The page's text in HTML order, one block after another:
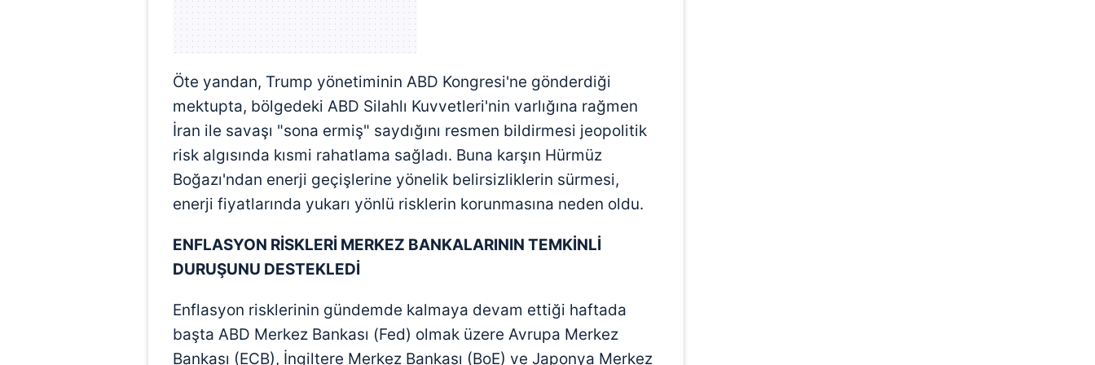
Öte yandan, Trump yönetiminin ABD Kongresi'ne gönderdiği
mektupta, bölgedeki ABD Silahlı Kuvvetleri'nin varlığına rağmen
İran ile savaşı "sona ermiş" saydığını resmen bildirmesi jeopolitik
risk algısında kısmi rahatlama sağladı. Buna karşın Hürmüz
Boğazı'ndan enerji geçişlerine yönelik belirsizliklerin sürmesi,
enerji fiyatlarında yukarı yönlü risklerin korunmasına neden oldu.
ENFLASYON RİSKLERİ MERKEZ BANKALARININ TEMKİNLİ
DURUŞUNU DESTEKLEDİ
Enflasyon risklerinin gündemde kalmaya devam ettiği haftada
başta ABD Merkez Bankası (Fed) olmak üzere Avrupa Merkez
Bankası (ECB), İngiltere Merkez Bankası (BoE) ve Japonya Merkez